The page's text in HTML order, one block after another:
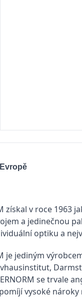
získal v roce 1963
a jedinečnou
optiku a
je jediným
se trvale
vysoké nároky